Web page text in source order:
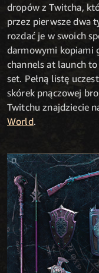
dropów z Twitcha,
przez pierwsze dwa
rozdać je w swoich
darmowymi kopiami
channels at launch
set. Pełną listę
skórek pnączowej
Twitchu znajdziecie
World.